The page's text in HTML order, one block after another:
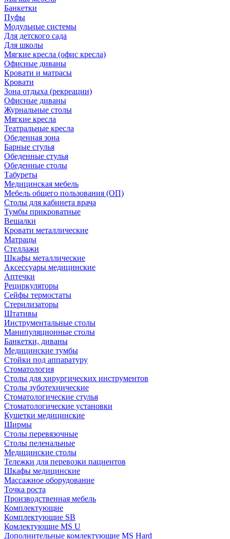
Банкетки
Пуфы
Модульные системы
Для детского сада
Для школы
Мягкие кресла (офис кресла)
Офисные диваны
Кровати и матрасы
Кровати
Зона отдыха (рекреации)
Офисные диваны
Журнальные столы
Мягкие кресла
Театральные кресла
Обеденная зона
Барные стулья
Обеденные стулья
Обеденные столы
Табуреты
Медицинская мебель
Мебель общего пользования (ОП)
Столы для кабинета врача
Тумбы прикроватные
Вешалки
Кровати металлические
Матрацы
Стеллажи
Шкафы металлические
Аксессуары медицинские
Аптечки
Рециркуляторы
Сейфы термостаты
Стерилизаторы
Штативы
Инструментальные столы
Манипуляционные столы
Банкетки, диваны
Медицинские тумбы
Стойки под аппаратуру
Стоматология
Столы для хирургических инструментов
Столы зуботехнические
Стоматологические стулья
Стоматологические установки
Кушетки медицинские
Ширмы
Столы перевязочные
Столы пеленальные
Медицинские столы
Тележки для перевозки пациентов
Шкафы медицинские
Массажное оборудование
Точка роста
Производственная мебель
Комплектующие
Комплектующие SB
Комлектующие MS U
Дополнительные комлектующие MS Hard